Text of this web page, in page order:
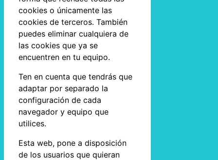
cookies o únicamente las
cookies de terceros. También
puedes eliminar cualquiera de
las cookies que ya se
encuentren en tu equipo.
Ten en cuenta que tendrás que
adaptar por separado la
configuración de cada
navegador y equipo que
utilices.
Esta web, pone a disposición
de los usuarios que quieran